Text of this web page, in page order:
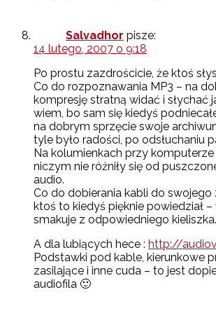
Salvadhor pisze:
14 lutego, 2007 o 9:18
Po prostu zazdrościcie, że ktoś
Co do rozpoznawania MP3 – na
kompresję stratną widać i słychać
wiem, bo sam się kiedyś
na dobrym sprzęcie swoje
tyle było radości, po odsłuchaniu
Na kolumienkach przy
niczym nie różniły się od
audio.
Co do dobierania kabli do swojego
ktoś to kiedyś pięknie powiedział
smakuje z odpowiedniego kieliszka.
A dla lubiących hece : http://
Podstawki pod kable, kierunkowe
zasilające i inne cuda – to jest
audiofila 🙂